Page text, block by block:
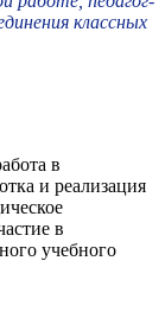
классных
в
и реализация
в
учебного